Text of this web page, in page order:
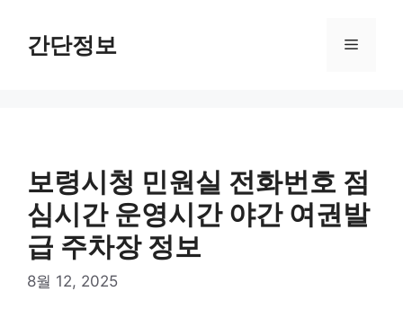
간단정보 메
보령시청 민원실 전화번호 점
심시간 운영시간 야간 여권발
급 주차장 정보
8월 12, 2025